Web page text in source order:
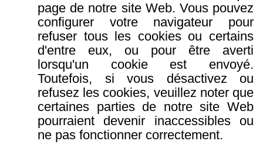
page de notre site Web. Vous pouvez
configurer votre navigateur pour
refuser tous les cookies ou certains
d'entre eux, ou pour être averti
lorsqu'un cookie est envoyé.
Toutefois, si vous désactivez ou
refusez les cookies, veuillez noter que
certaines parties de notre site Web
pourraient devenir inaccessibles ou
ne pas fonctionner correctement.